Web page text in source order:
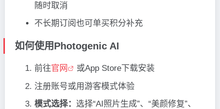
随时取消
不长期订阅也可单买积分补充
如何使用Photogenic AI
前往官网 或App Store下载安装
注册账号或用游客模式体验
模式选择： 选择“AI照片生成”、“美颜修复”、